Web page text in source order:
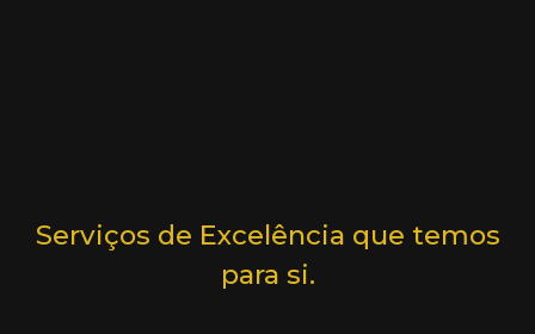
Serviços de Excelência que temos
para si.